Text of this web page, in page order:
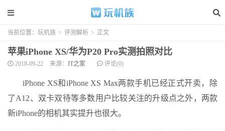
当前位置： 玩机族 > 评测解析 > 正文
苹果iPhone XS/华为P20 Pro实测拍照对比
2018-09-22 来源： IT之家 评论(0)
iPhone XS和iPhone XS Max两款手机已经正式开卖，除
了A12、双卡双待等多数用户比较关注的升级点之外，两款
新iPhone的相机其实提升也很大。